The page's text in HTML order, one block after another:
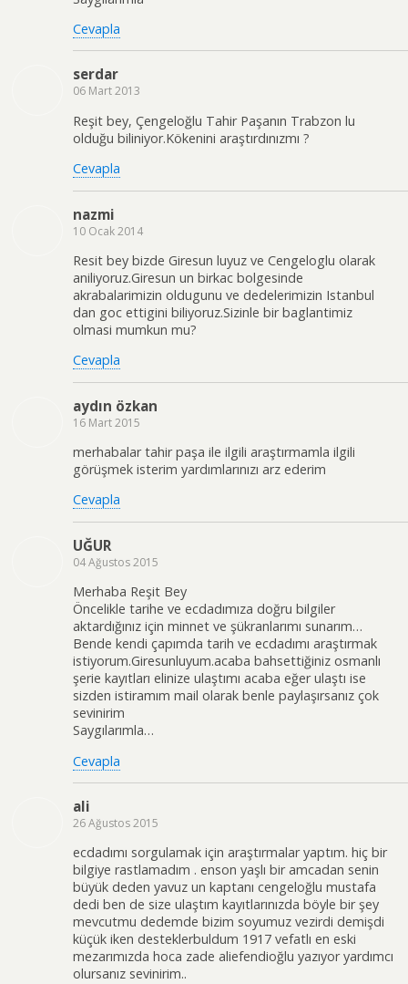
Cevapla
serdar
06 Mart 2013
Reşit bey, Çengeloğlu Tahir Paşanın Trabzon lu
olduğu biliniyor.Kökenini araştırdınızmı ?
Cevapla
nazmi
10 Ocak 2014
Resit bey bizde Giresun luyuz ve Cengeloglu olarak
aniliyoruz.Giresun un birkac bolgesinde
akrabalarimizin oldugunu ve dedelerimizin Istanbul
dan goc ettigini biliyoruz.Sizinle bir baglantimiz
olmasi mumkun mu?
Cevapla
aydın özkan
16 Mart 2015
merhabalar tahir paşa ile ilgili araştırmamla ilgili
görüşmek isterim yardımlarınızı arz ederim
Cevapla
UĞUR
04 Ağustos 2015
Merhaba Reşit Bey
Öncelikle tarihe ve ecdadımıza doğru bilgiler
aktardığınız için minnet ve şükranlarımı sunarım…
Bende kendi çapımda tarih ve ecdadımı araştırmak
istiyorum.Giresunluyum.acaba bahsettiğiniz osmanlı
şerie kayıtları elinize ulaştımı acaba eğer ulaştı ise
sizden istiramım mail olarak benle paylaşırsanız çok
sevinirim
Saygılarımla…
Cevapla
ali
26 Ağustos 2015
ecdadımı sorgulamak için araştırmalar yaptım. hiç bir
bilgiye rastlamadım . enson yaşlı bir amcadan senin
büyük deden yavuz un kaptanı cengeloğlu mustafa
dedi ben de size ulaştım kayıtlarınızda böyle bir şey
mevcutmu dedemde bizim soyumuz vezirdi demişdi
küçük iken desteklerbuldum 1917 vefatlı en eski
mezarımızda hoca zade aliefendioğlu yazıyor yardımcı
olursanız sevinirim..